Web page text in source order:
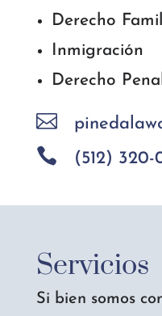
Derecho
Inmigración
Derecho Penal

 (512) 320-
Servicios
Si bien somos